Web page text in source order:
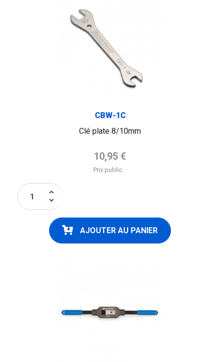
CBW-1C
Clé plate 8/10mm
Prix de base
10,95 €
Prix public
keyboard_arrow_up
keyboard_arrow_down
AJOUTER AU PANIER